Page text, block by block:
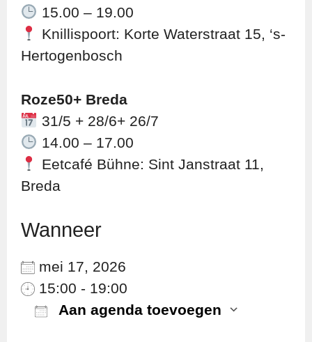
15.00 – 19.00
Knillispoort: Korte Waterstraat 15, ‘s-
Hertogenbosch
Roze50+ Breda
31/5 + 28/6+ 26/7
14.00 – 17.00
Eetcafé Bühne: Sint Janstraat 11,
Breda
Wanneer
mei 17, 2026
15:00 - 19:00
Aan agenda toevoegen